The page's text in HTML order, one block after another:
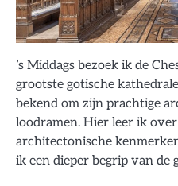
’s Middags bezoek ik de
grootste gotische
bekend om zijn prachtige
loodramen. Hier leer ik
architectonische
ik een dieper begrip van de